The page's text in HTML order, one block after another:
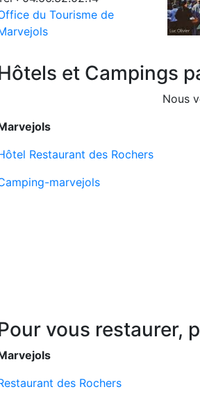
du Tourisme de
et Campings
Nous
Restaurant des Rochers
marvejols
vous restaurer,
des Rochers